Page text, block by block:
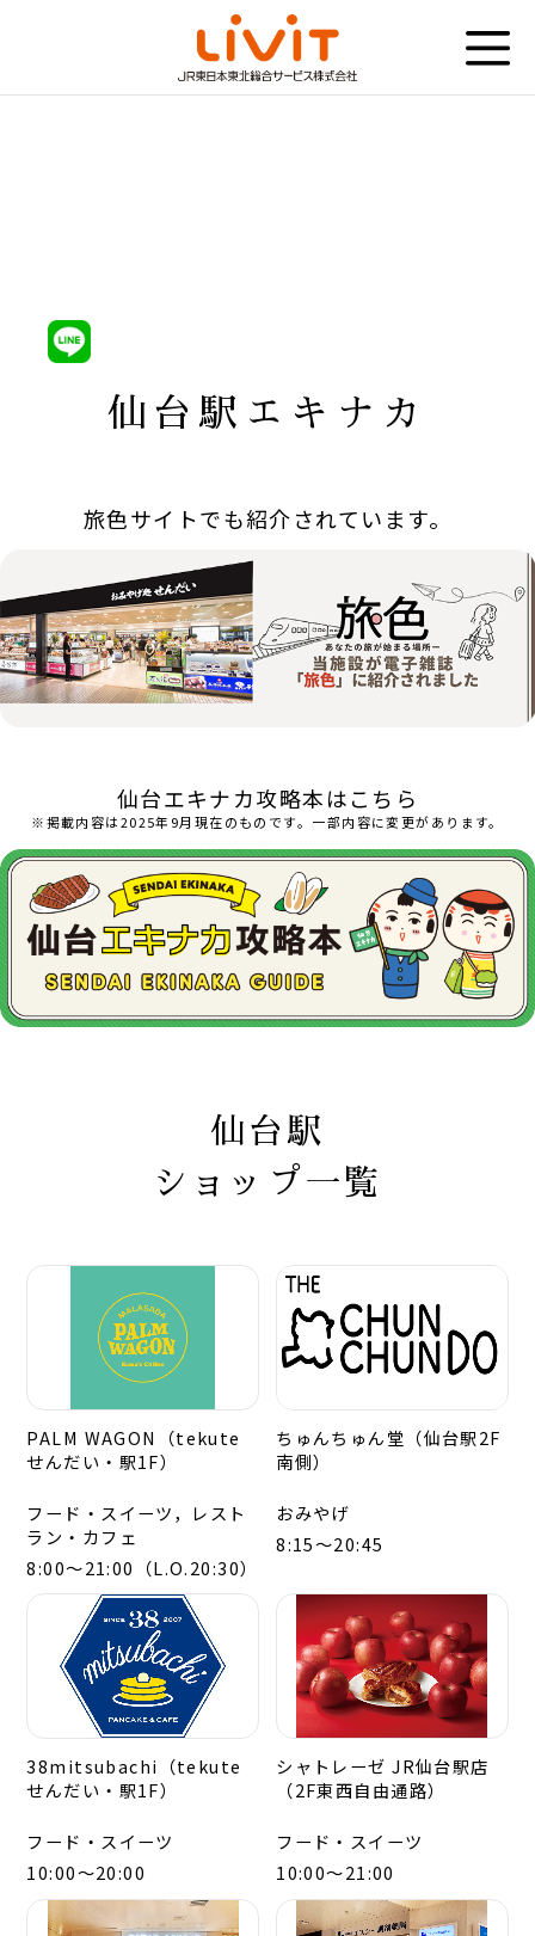
仙台駅エキナカ
旅色サイトでも紹介されています。
仙台エキナカ攻略本はこちら
※掲載内容は2025年9月現在のものです。一部内容に変更があります。
仙台駅
ショップ一覧
PALM WAGON（tekute
せんだい・駅1F）
フード・スイーツ，レスト
ラン・カフェ
8:00～21:00（L.O.20:30）
ちゅんちゅん堂（仙台駅2F
南側）
おみやげ
8:15～20:45
38mitsubachi（tekute
せんだい・駅1F）
フード・スイーツ
10:00～20:00
シャトレーゼ JR仙台駅店
（2F東西自由通路）
フード・スイーツ
10:00～21:00